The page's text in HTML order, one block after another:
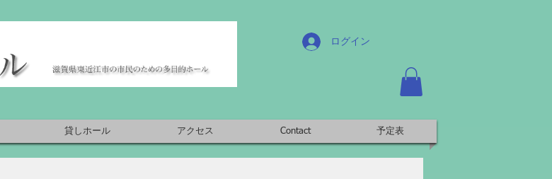
ログイン
貸しホール アクセス Contact 予定表